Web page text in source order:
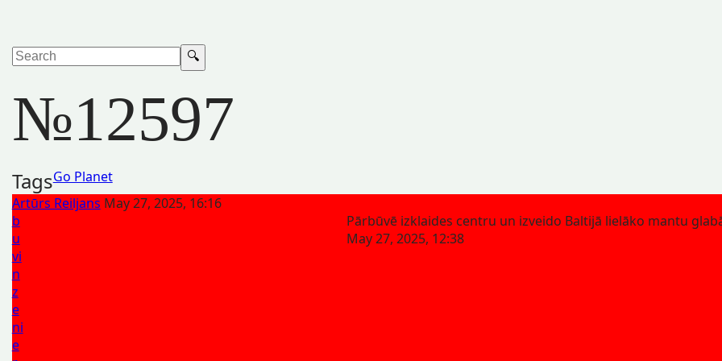
№12597
TagsGo Planet
Artūrs Reiljans May 27, 2025, 16:16
b
u
vi
n
z
e
ni
e
Pārbūvē izklaides centru un izveido Baltijā lielāko mantu
May 27, 2025, 12:38